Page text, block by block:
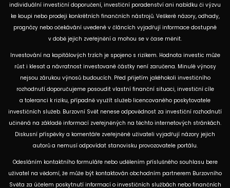
individuální investiční doporučení, investiční poradenství ani nabídku či výzvu
ke koupi nebo prodeji konkrétních finančních nástrojů. Veškeré názory, odhady,
prognózy nebo očekávání uvedené v článcích vyjadřují informace dostupné
v době jejich zveřejnění a mohou se v čase měnit.
Investování na kapitálových trzích je spojeno s rizikem. Hodnota investic může
růst i klesat a návratnost investované částky není zaručena. Minulé výnosy
nejsou zárukou výnosů budoucích. Před přijetím jakéhokoli investičního
rozhodnutí doporučujeme posoudit vlastní finanční situaci, investiční cíle
a toleranci k riziku, případně využít služeb licencovaného poskytovatele
investičních služeb. Burzovní Svět nenese odpovědnost za investiční rozhodnutí
učiněná na základě informací zveřejněných na těchto internetových stránkách.
Diskusní příspěvky a komentáře zveřejněné uživateli vyjadřují názory jejich
autorů a nemusí odpovídat stanovisku provozovatele portálu.
Odesláním kontaktního formuláře nebo udělením příslušného souhlasu bere
uživatel na vědomí, že může být kontaktován obchodním partnerem Burzovního
Světa za účelem poskytnutí informací o investičních službách nebo finančních